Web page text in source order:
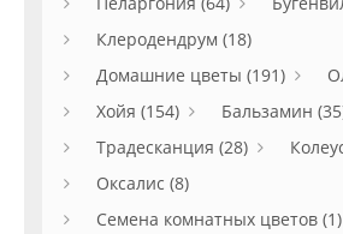
Клеродендрум (18)
Домашние цветы (191)
Хойя (154)
Бальзамин
Традесканция (28)
Оксалис (8)
Семена комнатных цветов (1)